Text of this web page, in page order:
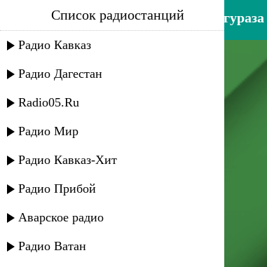
джамиля кафланова - гилигураза
Список радиостанций
Радио Кавказ
Радио Дагестан
Radio05.Ru
Радио Мир
Радио Кавказ-Хит
Радио Прибой
Аварское радио
Радио Ватан